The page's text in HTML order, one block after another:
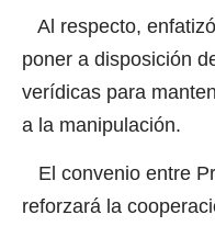
Al respecto,
poner a disposición
verídicas para
a la manipulación.
El convenio entre
reforzará la